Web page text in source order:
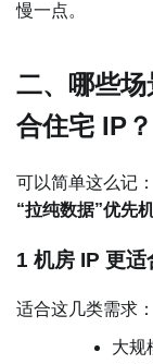
慢一点。
二、哪些
合住宅 IP？
可以简单这么记：
“拉纯数据”优先
1 机房 IP 更适
适合这几类需求：
大规